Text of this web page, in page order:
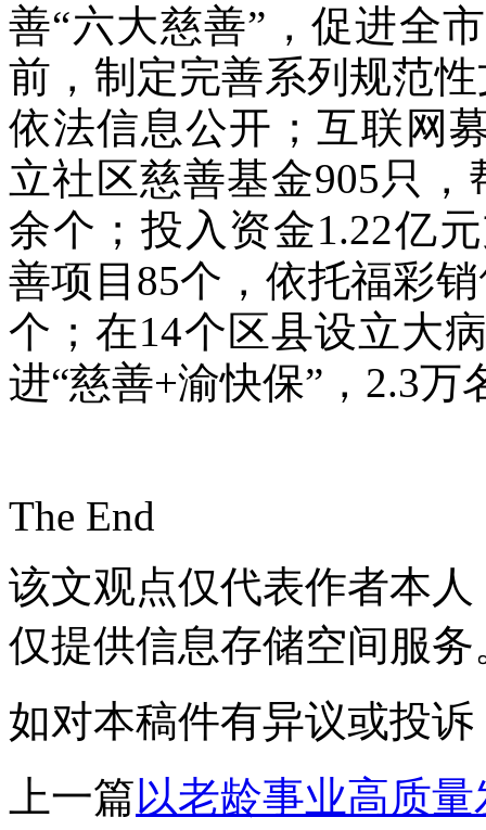
善“六大慈善”，促进全
前，制定完善系列规范
依法信息公开；互联网
立社区慈善基金905只
余个；投入资金1.22亿
善项目85个，依托福彩
个；在14个区县设立大
进“慈善+渝快保”，2.3万
The End
该文观点仅代表作者本
仅提供信息存储空间服务
如对本稿件有异议或投诉
上一篇以老龄事业高质